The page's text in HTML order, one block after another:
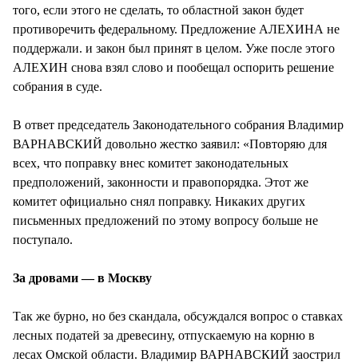
того, если этого не сделать, то областной закон будет
противоречить федеральному. Предложение АЛЕХИНА не
поддержали. и закон был принят в целом. Уже после этого
АЛЕХИН снова взял слово и пообещал оспорить решение
собрания в суде.
В ответ председатель Законодательного собрания Владимир
ВАРНАВСКИЙ довольно жестко заявил: «Повторяю для
всех, что поправку внес комитет законодательных
предположений, законности и правопорядка. Этот же
комитет официально снял поправку. Никаких других
письменных предложений по этому вопросу больше не
поступало.
За дровами — в Москву
Так же бурно, но без скандала, обсуждался вопрос о ставках
лесных податей за древесину, отпускаемую на корню в
лесах Омской области. Владимир ВАРНАВСКИЙ заострил